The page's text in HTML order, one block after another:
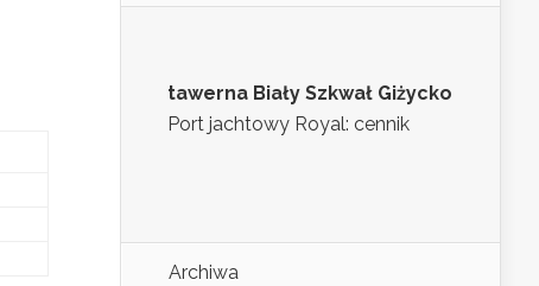
tawerna Biały Szkwał Giżycko
Port jachtowy Royal: cennik
Archiwa